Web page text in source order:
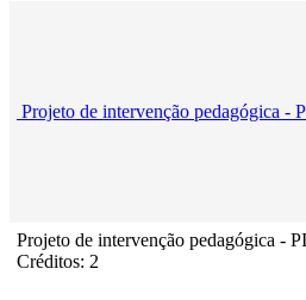
Projeto de intervenção pedagógica -
Projeto de intervenção pedagógica -
Créditos: 2